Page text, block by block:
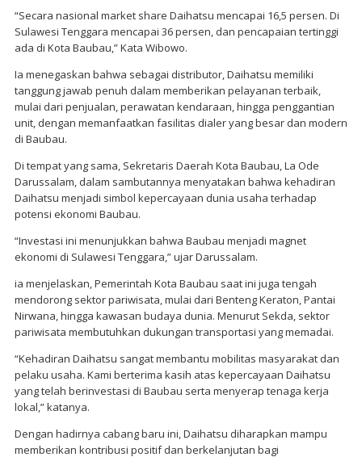
“Secara nasional market share Daihatsu mencapai 16,5 persen. Di
Sulawesi Tenggara mencapai 36 persen, dan pencapaian tertinggi
ada di Kota Baubau,” Kata Wibowo.
Ia menegaskan bahwa sebagai distributor, Daihatsu memiliki
tanggung jawab penuh dalam memberikan pelayanan terbaik,
mulai dari penjualan, perawatan kendaraan, hingga penggantian
unit, dengan memanfaatkan fasilitas dialer yang besar dan modern
di Baubau.
Di tempat yang sama, Sekretaris Daerah Kota Baubau, La Ode
Darussalam, dalam sambutannya menyatakan bahwa kehadiran
Daihatsu menjadi simbol kepercayaan dunia usaha terhadap
potensi ekonomi Baubau.
“Investasi ini menunjukkan bahwa Baubau menjadi magnet
ekonomi di Sulawesi Tenggara,” ujar Darussalam.
ia menjelaskan, Pemerintah Kota Baubau saat ini juga tengah
mendorong sektor pariwisata, mulai dari Benteng Keraton, Pantai
Nirwana, hingga kawasan budaya dunia. Menurut Sekda, sektor
pariwisata membutuhkan dukungan transportasi yang memadai.
“Kehadiran Daihatsu sangat membantu mobilitas masyarakat dan
pelaku usaha. Kami berterima kasih atas kepercayaan Daihatsu
yang telah berinvestasi di Baubau serta menyerap tenaga kerja
lokal,” katanya.
Dengan hadirnya cabang baru ini, Daihatsu diharapkan mampu
memberikan kontribusi positif dan berkelanjutan bagi